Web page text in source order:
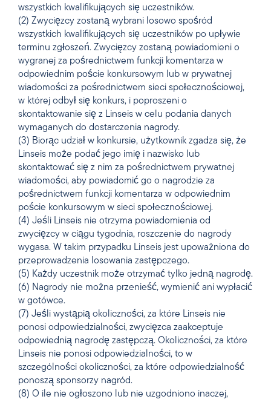
wszystkich kwalifikujących się uczestników.
(2) Zwycięzcy zostaną wybrani losowo spośród
wszystkich kwalifikujących się uczestników po upływie
terminu zgłoszeń. Zwycięzcy zostaną powiadomieni o
wygranej za pośrednictwem funkcji komentarza w
odpowiednim poście konkursowym lub w prywatnej
wiadomości za pośrednictwem sieci społecznościowej,
w której odbył się konkurs, i poproszeni o
skontaktowanie się z Linseis w celu podania danych
wymaganych do dostarczenia nagrody.
(3) Biorąc udział w konkursie, użytkownik zgadza się, że
Linseis może podać jego imię i nazwisko lub
skontaktować się z nim za pośrednictwem prywatnej
wiadomości, aby powiadomić go o nagrodzie za
pośrednictwem funkcji komentarza w odpowiednim
poście konkursowym w sieci społecznościowej.
(4) Jeśli Linseis nie otrzyma powiadomienia od
zwycięzcy w ciągu tygodnia, roszczenie do nagrody
wygasa. W takim przypadku Linseis jest upoważniona do
przeprowadzenia losowania zastępczego.
(5) Każdy uczestnik może otrzymać tylko jedną nagrodę.
(6) Nagrody nie można przenieść, wymienić ani wypłacić
w gotówce.
(7) Jeśli wystąpią okoliczności, za które Linseis nie
ponosi odpowiedzialności, zwycięzca zaakceptuje
odpowiednią nagrodę zastępczą. Okoliczności, za które
Linseis nie ponosi odpowiedzialności, to w
szczególności okoliczności, za które odpowiedzialność
ponoszą sponsorzy nagród.
(8) O ile nie ogłoszono lub nie uzgodniono inaczej,